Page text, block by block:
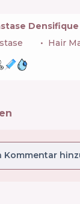
Hair
Kommentar